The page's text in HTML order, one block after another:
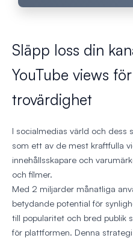
Släpp loss din
YouTube views
trovärdighet
I socialmedias värld och dess
som ett av de mest kraftfulla
innehållsskapare och
och filmer.
Med 2 miljarder månatliga
betydande potential för
till popularitet och bred publik
för plattformen. Denna